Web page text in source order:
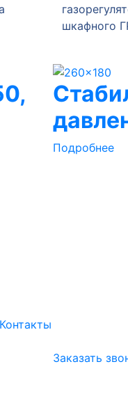
шкафного
Подробнее
Контакты
Заказать